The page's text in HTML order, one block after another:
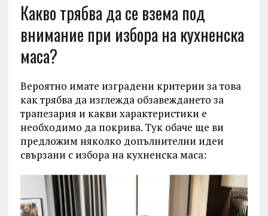
Какво трябва да се взема под
внимание при избора на кухненска
маса?
Вероятно имате изградени критерии за това
как трябва да изглежда обзавеждането за
трапезария и какви характеристики е
необходимо да покрива. Тук обаче ще ви
предложим няколко допълнителни идеи
свързани с избора на кухненска маса: